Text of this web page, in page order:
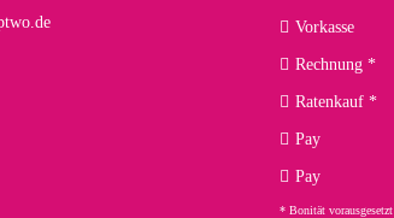
Vorkasse
Rechnung *
Ratenkauf *
Pay
Pay
* Bonität vorausgesetzt